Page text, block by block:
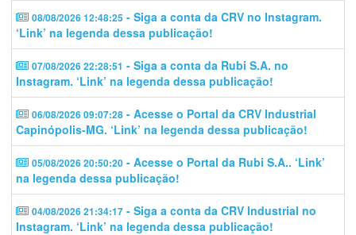
08/08/2026 12:48:25 - Siga a conta da CRV no Instagram.
‘Link’ na legenda dessa publicação!
07/08/2026 22:28:51 - Siga a conta da Rubi S.A. no
Instagram. ‘Link’ na legenda dessa publicação!
06/08/2026 09:07:28 - Acesse o Portal da CRV Industrial
Capinópolis-MG. ‘Link’ na legenda dessa publicação!
05/08/2026 20:50:20 - Acesse o Portal da Rubi S.A.. ‘Link’
na legenda dessa publicação!
04/08/2026 21:34:17 - Siga a conta da CRV Industrial no
Instagram. ‘Link’ na legenda dessa publicação!